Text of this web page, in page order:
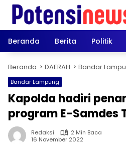
Langsung
konten
Beranda
Berita Politik
Beranda DAERAH Bandar
Bandar Lampung
Kapolda hadiri
program E-Samdes
Redaksi
2 Min Baca
16 November 2022